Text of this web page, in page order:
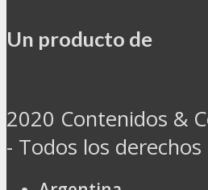
Un producto de
2020 Contenidos &
- Todos los